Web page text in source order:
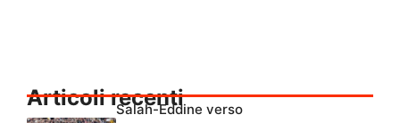
Articoli recenti
Salah-Eddine verso